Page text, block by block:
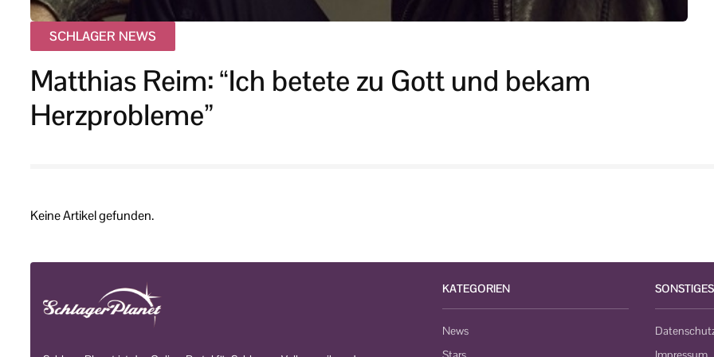
SCHLAGER NEWS
Matthias Reim: “Ich betete zu Gott und bekam
Herzprobleme”
Keine Artikel gefunden.
KATEGORIEN
News
SONSTIGES